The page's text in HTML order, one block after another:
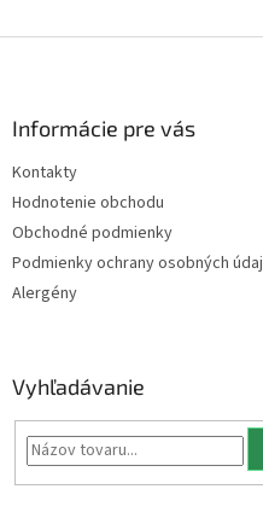
Informácie pre vás
Kontakty
Hodnotenie obchodu
Obchodné podmienky
Podmienky ochrany osobných
Alergény
Vyhľadávanie